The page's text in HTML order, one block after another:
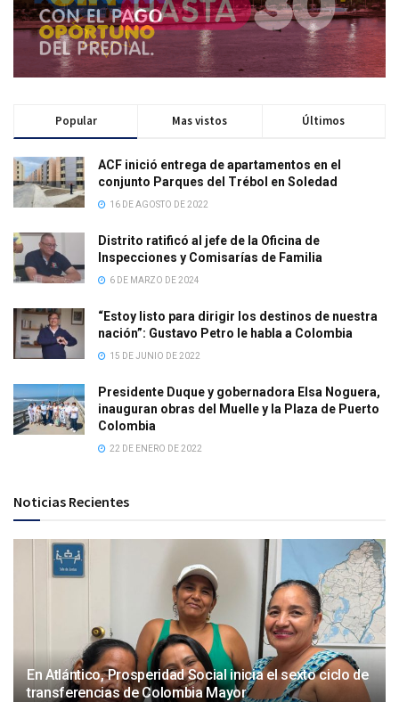
Popular Mas vistos Últimos
ACF inició entrega de apartamentos en el
conjunto Parques del Trébol en Soledad
16 DE AGOSTO DE 2022
Distrito ratificó al jefe de la Oficina de
Inspecciones y Comisarías de Familia
6 DE MARZO DE 2024
“Estoy listo para dirigir los destinos de nuestra
nación”: Gustavo Petro le habla a Colombia
15 DE JUNIO DE 2022
Presidente Duque y gobernadora Elsa Noguera,
inauguran obras del Muelle y la Plaza de Puerto
Colombia
22 DE ENERO DE 2022
Noticias Recientes
En Atlántico, Prosperidad Social inicia el sexto ciclo de
transferencias de Colombia Mayor